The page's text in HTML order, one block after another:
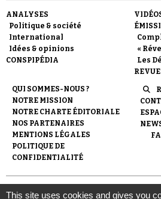
Faire un don
Demander à
ANALYSES
Politique & société
International
Idées & opinions
CONSPIPÉDIA
«
Les
QUI SOMMES-NOUS ?
NOTRE MISSION
NOTRE CHARTE ÉDITORIALE
NOS PARTENAIRES
MENTIONS LÉGALES
POLITIQUE DE
CONFIDENTIALITÉ
© 2007- 2026 Conspiracy Watch | Une
This site uses cookies and gives you